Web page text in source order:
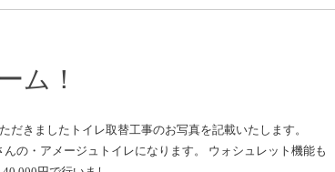
ム！
だきましたトイレ取替工事のお写真を記載いたします。
・アメージュトイレになります。 ウォシュレット機能も